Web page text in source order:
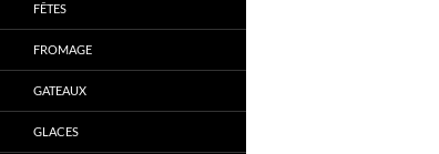
FÊTES
FROMAGE
GATEAUX
GLACES